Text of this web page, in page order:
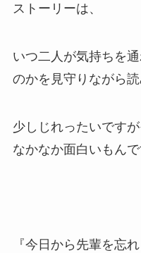
ストーリーは、
いつ二人が気持ちを
のかを見守りながら
少しじれったいです
なかなか面白いもん
『今日から先輩を忘